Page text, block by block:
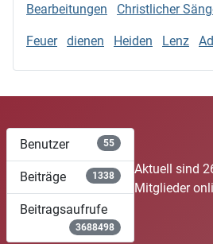
Bearbeitungen Christlicher
Feuer dienen Heiden Lenz
Benutzer 55
Beiträge 1338
Beitragsaufrufe
3688498
Aktuell sind
Mitglieder